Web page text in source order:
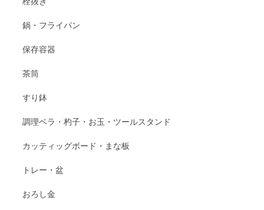
鍋・フライパン
保存容器
茶筒
すり鉢
調理ベラ・杓子・お玉・ツールスタンド
カッティッグボード・まな板
トレー・盆
おろし金